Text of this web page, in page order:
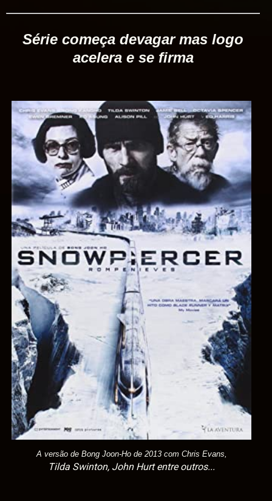
Série começa devagar mas logo
acelera e se firma
A versão de Bong Joon-Ho de 2013 com Chris Evans,
Tilda Swinton, John Hurtentre outros...